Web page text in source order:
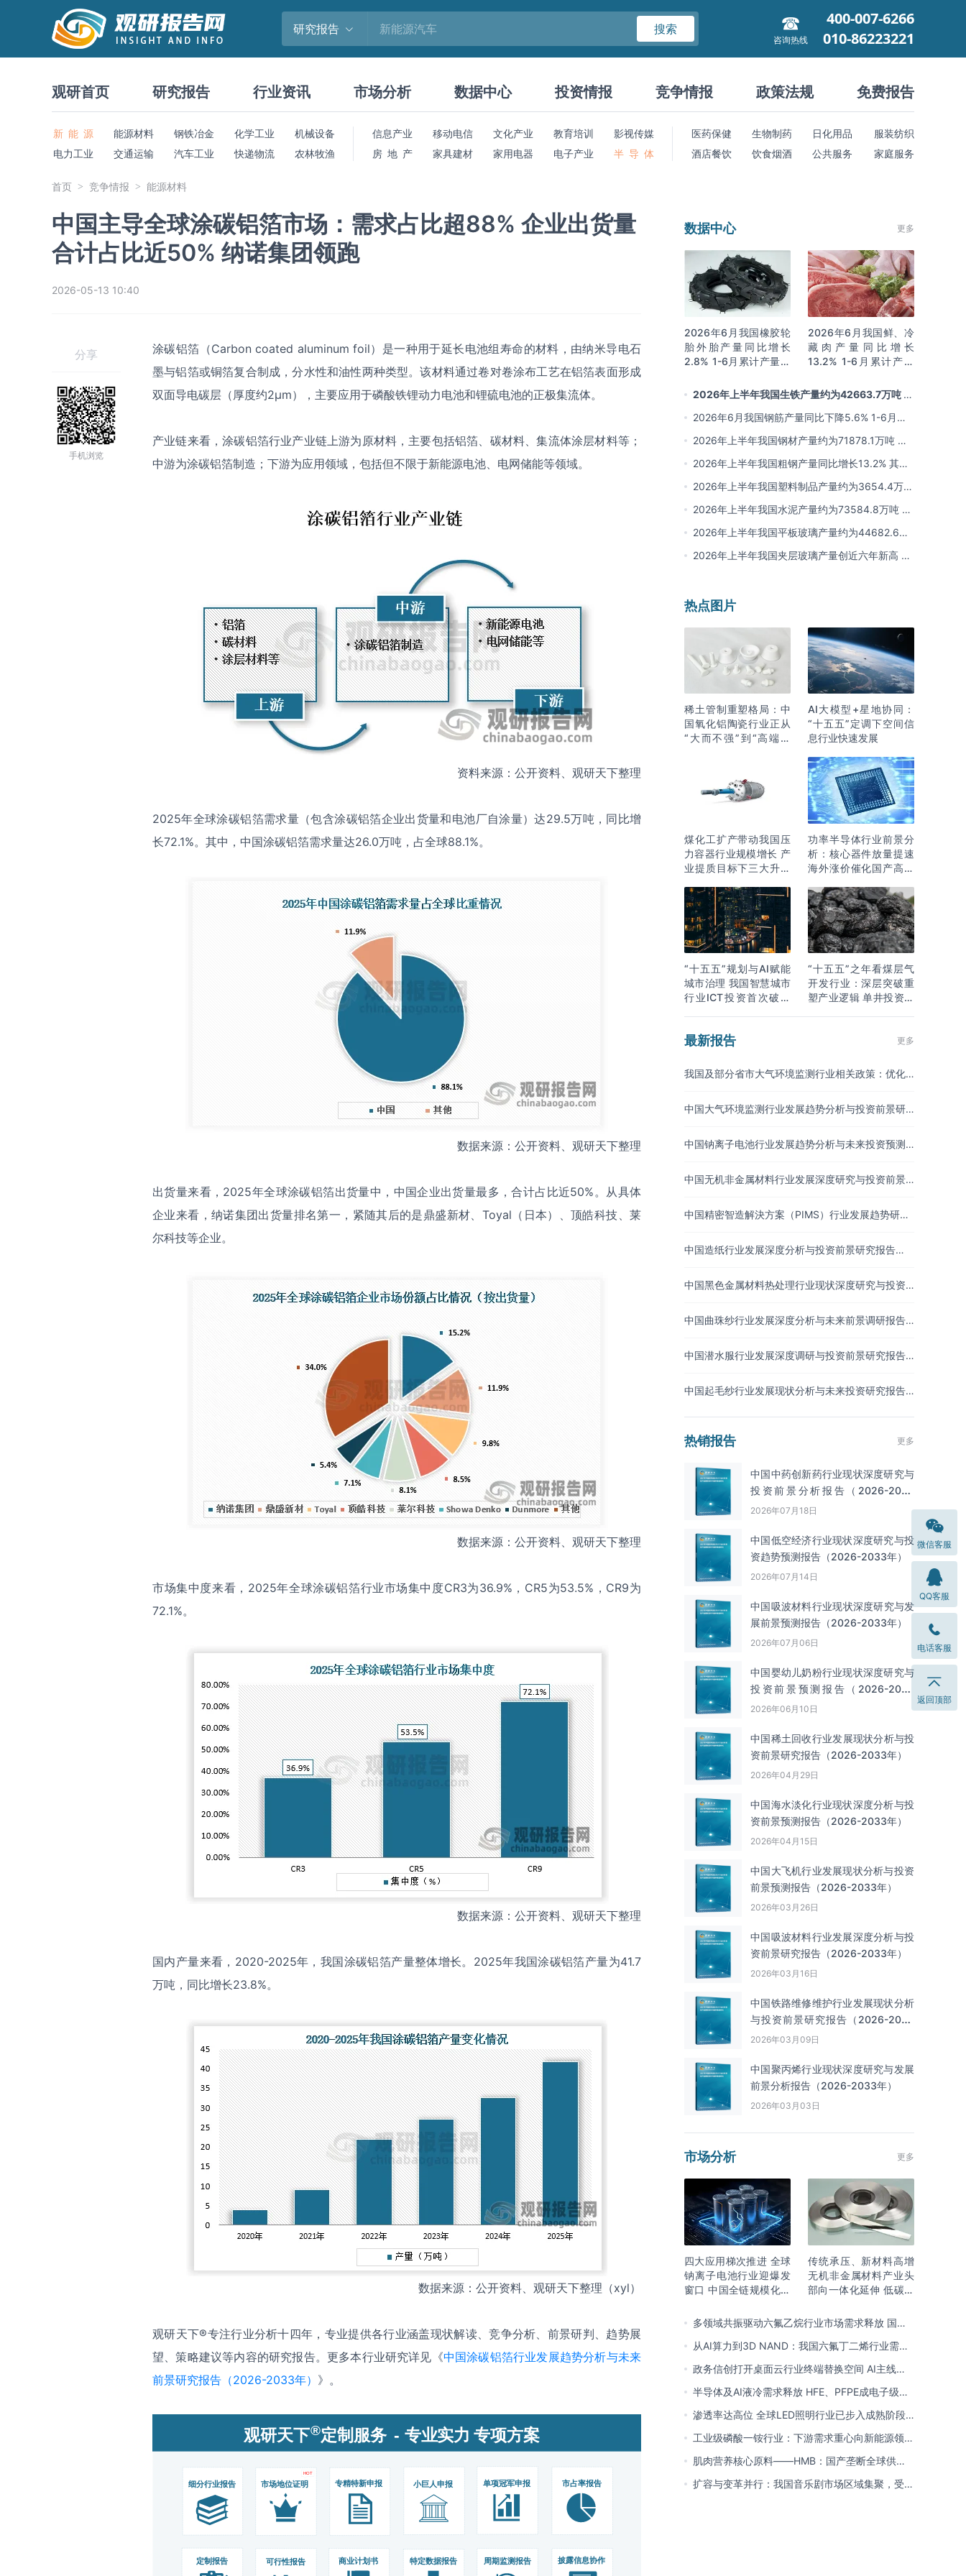
研究报告 搜索
咨询热线
400-007-6266
010-86223221
观研首页 研究报告 行业资讯 市场分析 数据中心 投资情报 竞争情报 政策法规 免费报告
新 能 源 能源材料 钢铁冶金 化学工业
机械设备
电力工业
交通运输 汽车工业 快递物流 农林牧渔
信息产业 移动电信 文化产业 教育培训
影视传媒
房 地 产
家具建材 家用电器 电子产业 半 导 体
医药保健 生物制药 日化用品
服装纺织
酒店餐饮
饮食烟酒 公共服务 家庭服务
首页 竞争情报 能源材料
中国主导全球涂碳铝箔市场：需求占比超88% 企业出货量
合计占比近50% 纳诺集团领跑
2026-05-13 10:40
分享
手机浏览
涂碳铝箔（Carbon coated aluminum foil）是一种用于延长电池组寿命的材料，由纳米导电石
墨与铝箔或铜箔复合制成，分水性和油性两种类型。该材料通过卷对卷涂布工艺在铝箔表面形成
双面导电碳层（厚度约2µm），主要应用于磷酸铁锂动力电池和锂硫电池的正极集流体。
产业链来看，涂碳铝箔行业产业链上游为原材料，主要包括铝箔、碳材料、集流体涂层材料等；
中游为涂碳铝箔制造；下游为应用领域，包括但不限于新能源电池、电网储能等领域。
资料来源：公开资料、观研天下整理
2025年全球涂碳铝箔需求量（包含涂碳铝箔企业出货量和电池厂自涂量）达29.5万吨，同比增
长72.1%。其中，中国涂碳铝箔需求量达26.0万吨，占全球88.1%。
数据来源：公开资料、观研天下整理
出货量来看，2025年全球涂碳铝箔出货量中，中国企业出货量最多，合计占比近50%。从具体
企业来看，纳诺集团出货量排名第一，紧随其后的是鼎盛新材、Toyal（日本）、顶皓科技、莱
尔科技等企业。
数据来源：公开资料、观研天下整理
市场集中度来看，2025年全球涂碳铝箔行业市场集中度CR3为36.9%，CR5为53.5%，CR9为
72.1%。
数据来源：公开资料、观研天下整理
国内产量来看，2020-2025年，我国涂碳铝箔产量整体增长。2025年我国涂碳铝箔产量为‌41.7
万吨，同比增长23.8%。
数据来源：公开资料、观研天下整理（xyl）
观研天下®专注行业分析十四年，专业提供各行业涵盖现状解读、竞争分析、前景研判、趋势展
望、策略建议等内容的研究报告。更多本行业研究详见《中国涂碳铝箔行业发展趋势分析与未来
前景研究报告（2026-2033年） 》。
数据中心 更多
2026年6月我国橡胶轮
胎外胎产量同比增长
2.8% 1-6月累计产量同
2026年6月我国鲜、冷
藏肉产量同比增长
13.2% 1-6月累计产量
2026年上半年我国生铁产量约为42663.7万吨 同
比下降2.8% 其中河北产量占比22.7%排名第一
2026年6月我国钢筋产量同比下降5.6% 1-6月累
计产量同比下降10.7%
2026年上半年我国钢材产量约为71878.1万吨 同
比下降0.9% 其中河北以超亿吨产量排名第一
2026年上半年我国粗钢产量同比增长13.2% 其中
河北产量占比21.5%位居首位
2026年上半年我国塑料制品产量约为3654.4万吨
其中江苏、浙江产量分别占比18.9%、16.0%
2026年上半年我国水泥产量约为73584.8万吨 同
比下降8% 其中广东、浙江和安徽分别排名前三
2026年上半年我国平板玻璃产量约为44682.6万
重量箱 同比下降5.7% 其中河北产量最多 占比
2026年上半年我国夹层玻璃产量创近六年新高 约
热点图片
稀土管制重塑格局：中
国氧化铝陶瓷行业正从
“大而不强”到“高端突
AI大模型+星地协同：
“十五五”定调下空间信
息行业快速发展
煤化工扩产带动我国压
力容器行业规模增长 产
业提质目标下三大升级
功率半导体行业前景分
析：核心器件放量提速
海外涨价催化国产高端
“十五五”规划与AI赋能
城市治理 我国智慧城市
行业ICT投资首次破万
“十五五”之年看煤层气
开发行业：深层突破重
塑产业逻辑 单井投资成
最新报告 更多
我国及部分省市大气环境监测行业相关政策：优化
中国大气环境监测行业发展趋势分析与投资前景研
中国钠离子电池行业发展趋势分析与未来投资预测
中国无机非金属材料行业发展深度研究与投资前景
中国精密智造解決方案（PIMS）行业发展趋势研究
中国造纸行业发展深度分析与投资前景研究报告
中国黑色金属材料热处理行业现状深度研究与投资
中国曲珠纱行业发展深度分析与未来前景调研报告
中国潜水服行业发展深度调研与投资前景研究报告
中国起毛纱行业发展现状分析与未来投资研究报告
热销报告 更多
中国中药创新药行业现状深度研究与
投资前景分析报告（2026-2033
年）
2026年07月18日
中国低空经济行业现状深度研究与投
资趋势预测报告（2026-2033年）
2026年07月14日
中国吸波材料‌‌‌行业现状深度研究与发
展前景预测报告（2026-2033年）
2026年07月06日
中国婴幼儿奶粉行业现状深度研究与
投资前景预测报告（2026-2033
年）
2026年06月10日
中国‌‌稀土回收‌‌行业发展现状分析与投
资前景研究报告（2026-2033年）
2026年04月29日
中国海水淡化行业现状深度分析与投
资前景预测报告（2026-2033年）
2026年04月15日
中国大飞机行业发展现状分析与投资
前景预测报告（2026-2033年）
2026年03月26日
中国吸波材料行业发展深度分析与投
资前景研究报告（2026-2033年）
2026年03月16日
中国铁路维修维护行业发展现状分析
与投资前景研究报告（2026-2033
年）
2026年03月09日
中国聚丙烯行业现状深度研究与发展
前景分析报告（2026-2033年）
2026年03月03日
市场分析 更多
四大应用梯次推进 全球
钠离子电池行业迎爆发
窗口 中国全链规模化落
传统承压、新材料高增
无机非金属材料产业头
部向一体化延伸 低碳高
多领域共振驱动六氟乙烷行业市场需求释放 国产
替代已基本完成
从AI算力到3D NAND：我国六氟丁二烯行业需求
爆发与国产替代进程
政务信创打开桌面云行业终端替换空间 AI主线重
塑竞争逻辑 中国本土厂商全面反超
半导体及AI液冷需求释放 HFE、PFPE成电子级氟
化液行业主流 3M退场下国产高端突破加速
渗透率达高位 全球LED照明行业已步入成熟阶段
未来将向集成化、智能化方向演进
工业级磷酸一铵行业：下游需求重心向新能源领域
转移 产业链一体化趋势清晰
肌肉营养核心原料——HMB：国产垄断全球供给
市场 龙头构筑全方位竞争壁垒
扩容与变革并行：我国音乐剧市场区域集聚，受众
微信客服
QQ客服
电话客服
返回顶部